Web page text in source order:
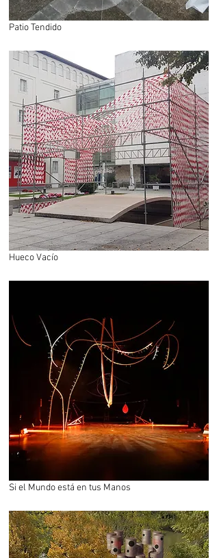
Patio Tendido
Hueco Vacío
Si el Mundo está en tus Manos